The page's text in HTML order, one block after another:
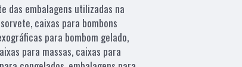
das embalagens utilizadas na
caixas para bombons
para bombom gelado,
para massas, caixas para